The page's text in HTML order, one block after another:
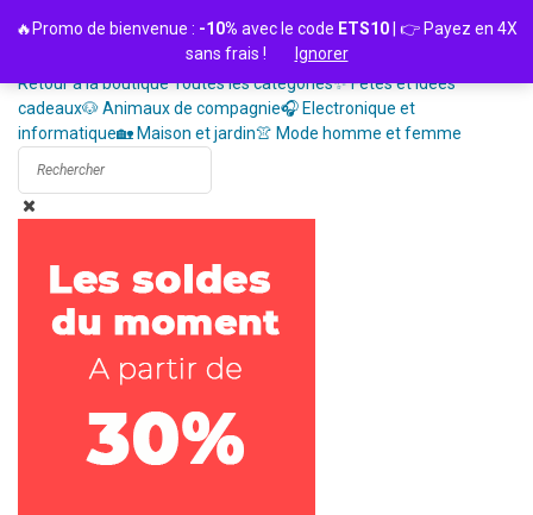
Retour à la boutiqueToutes les catégories✨ Fêtes et idées
cadeaux🐶 Animaux de compagnie🎧 Electronique et
informatique🏡 Maison et jardin👚 Mode homme et femme
🔥Promo de bienvenue : -10% avec le code ETS10 | 👉 Payez en 4X
sans frais !
Ignorer